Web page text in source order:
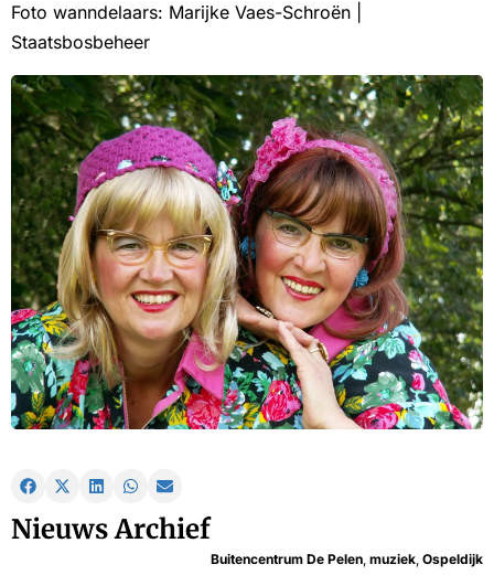
Foto wanndelaars: Marijke Vaes-Schroën |
Staatsbosbeheer
Nieuws Archief
Buitencentrum De Pelen, muziek, Ospeldijk